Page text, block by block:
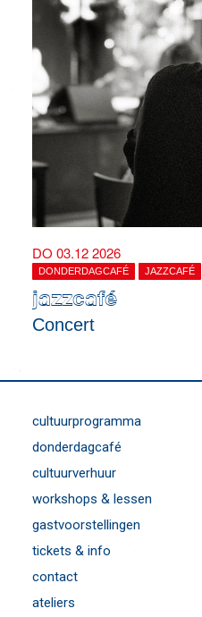
DO 03.12 2026
DONDERDAGCAFÉ JAZZCAFÉ
jazzcafé
Concert
cultuurprogramma
donderdagcafé
cultuurverhuur
workshops & lessen
gastvoorstellingen
tickets & info
contact
ateliers